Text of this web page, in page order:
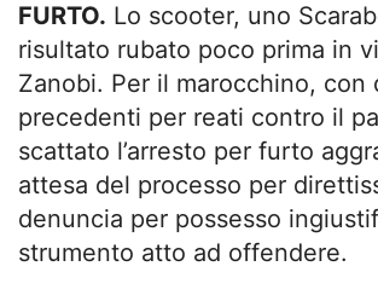
FURTO. Lo scooter, uno
risultato rubato poco prima in
Zanobi. Per il marocchino, con
precedenti per reati contro il
scattato l’arresto per furto
attesa del processo per
denuncia per possesso
strumento atto ad offendere.